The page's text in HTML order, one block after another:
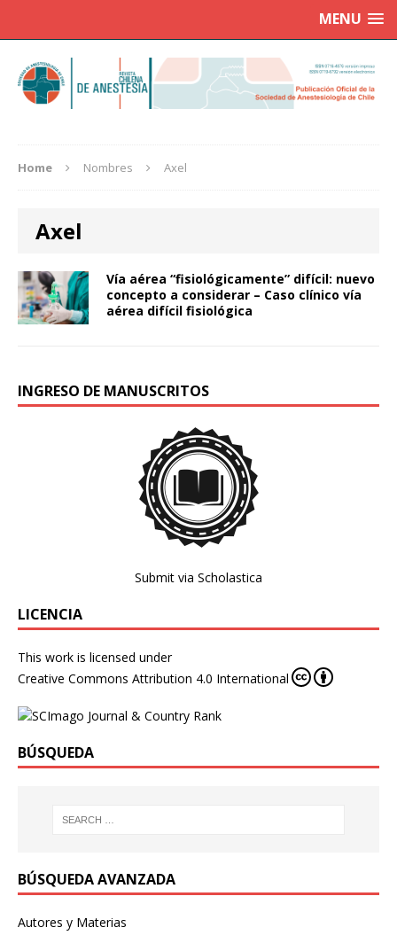
MENU
Home Nombres Axel
Axel
Vía aérea “fisiológicamente” difícil: nuevo
concepto a considerar – Caso clínico vía
aérea difícil fisiológica
INGRESO DE MANUSCRITOS
Submit via Scholastica
LICENCIA
This work is licensed under
Creative Commons Attribution 4.0 International
BÚSQUEDA
BÚSQUEDA AVANZADA
Autores y Materias